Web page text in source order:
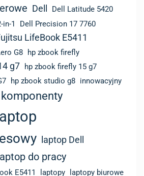
G8 hp zbook firefly
g7
hp zbook firefly 15 g7
hp zbook studio g8 innowacyjny
komponenty
laptop Dell
do pracy
E5411
laptop z Intel Tiger Lake H
lekki laptop
Gen 2
Gen 2